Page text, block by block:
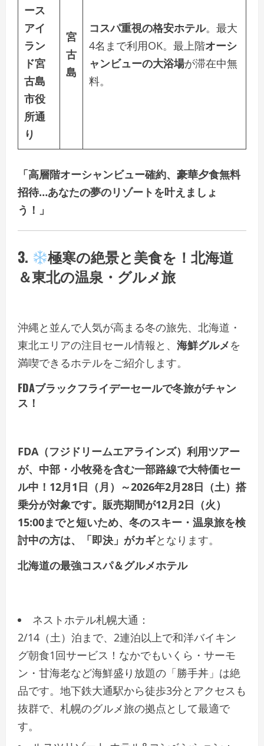
ース
アイ
ラン
ド宮
古島
市役
所通
り
宮
古
島
コスパ重視の格安ホテル。最大
4名まで利用OK。最上階オーシ
ャンビューの大浴場が滞在中無
料。
「高層階オーシャンビュー確約、豪華夕食無料
招待…あなたの夢のリゾートを叶えましょ
う！」
3.
極寒の絶景と美食を！北海道
＆東北の温泉・グルメ旅
沖縄と並んで人気が高まる冬の旅先、北海道・
東北エリアの注目セール情報と、 海鮮グルメを
満喫できるホテルをご紹介します。
FDAブラックフライデーセールで冬旅がチャン
ス！
FDA（フジドリームエアラインズ）利用ツアー
が、中部・小牧発を含む一部路線で大特価セー
ル中！12月1日（月）～2026年2月28日（土）搭
乗分が対象です。販売期間が12月2日（火）
15:00までと短いため、冬のスキー・温泉旅を検
討中の方は、「即決」がカギとなります。
北海道の最強コスパ＆グルメホテル
ネストホテル札幌大通：
2/14（土）泊まで、2連泊以上で和洋バイキン
グ朝食1回サービス！なかでもいくら・サーモ
ン・甘海老など海鮮盛り放題の「勝手丼」は絶
品です。地下鉄大通駅から徒歩3分とアクセスも
抜群で、札幌のグルメ旅の拠点として最適で
す。